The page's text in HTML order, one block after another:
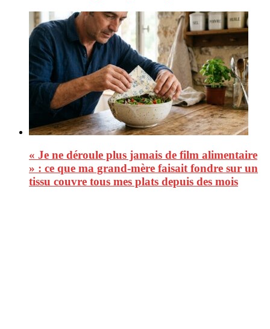
« Je ne déroule plus jamais de film alimentaire
» : ce que ma grand-mère faisait fondre sur un
tissu couvre tous mes plats depuis des mois